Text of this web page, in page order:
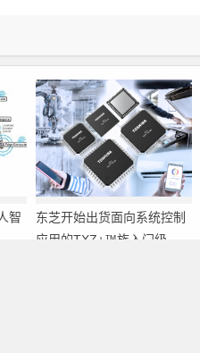
智
东芝开始出货面向系统控制
应用的TXZ+™族入门级